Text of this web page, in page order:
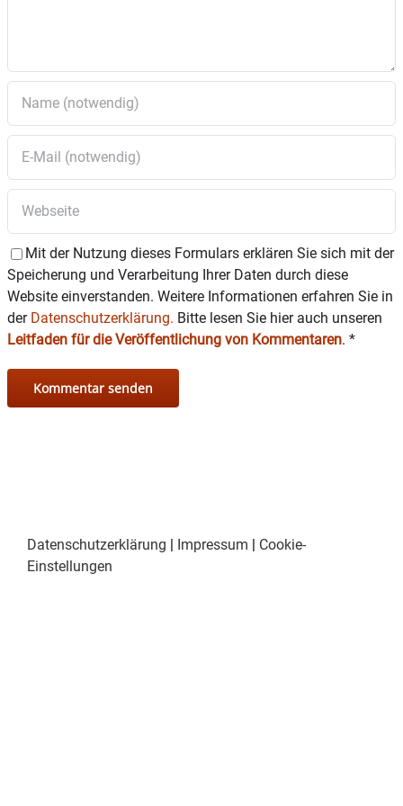
Den Anfang machen die Kinder- und
Teeniegardenvon 14 Uhr bis 18.40 Uhr. Von 19
bis 23 Uhrbringen dann die
Erwachsenengruppen die Bühne zum Beben.
Egal ob Freaks, Aliens oder kleine Piraten die
ist für die Besucherinnen und Besucher
garantiert.
Selbstverständlich ist auch für das leibliche Wohl
gesorgt. Den ganzen Tag über bewirten die
Carambas ihre Gäste dieses Jahr aus eigener
Hand. Auch gut gelaunte Partypeople kommen
nicht zu kurz, denn die Carambas laden jeden
Lea Jezildjić/FaGeHa
Mit der Nutzung dieses Formulars erklären Sie sich mit der
Speicherung und Verarbeitung Ihrer Daten durch diese
Website einverstanden. Weitere Informationen erfahren Sie in
der Datenschutzerklärung. Bitte lesen Sie hier auch unseren
Leitfaden für die Veröffentlichung von Kommentaren. *
Datenschutzerklärung | Impressum | Cookie-
Einstellungen